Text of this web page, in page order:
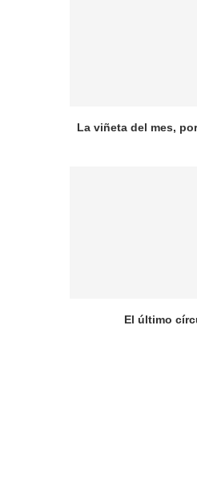
La viñeta del mes,
El último